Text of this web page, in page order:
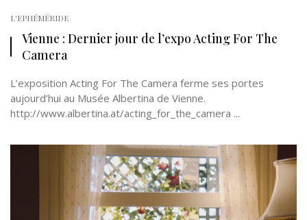
L'EPHÉMÉRIDE
Vienne : Dernier jour de l’expo Acting For The
Camera
L’exposition Acting For The Camera ferme ses portes
aujourd’hui au Musée Albertina de Vienne.
http://www.albertina.at/acting_for_the_camera ...